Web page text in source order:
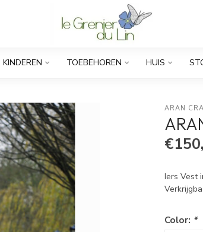
KINDEREN TOEBEHOREN HUIS
ARAN
Iers Vest
Color: *